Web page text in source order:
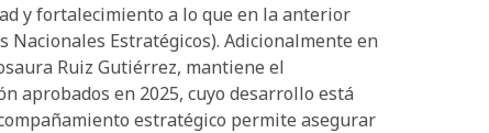
y fortalecimiento a lo que en la anterior
Nacionales Estratégicos). Adicionalmente en
Ruiz Gutiérrez, mantiene el
aprobados en 2025, cuyo desarrollo está
estratégico permite asegurar